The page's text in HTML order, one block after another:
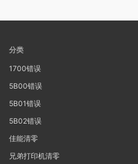
分类
1700错误
5B00错误
5B01错误
5B02错误
佳能清零
兄弟打印机清零